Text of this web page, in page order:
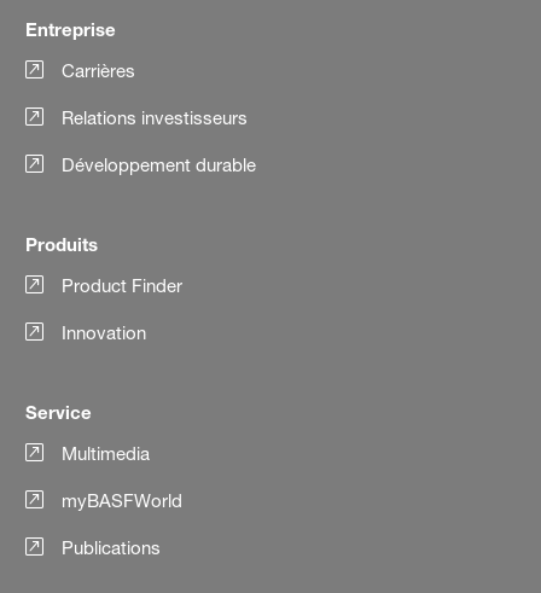
Entreprise
Carrières
Relations investisseurs
Développement durable
Produits
Product Finder
Innovation
Service
Multimedia
myBASFWorld
Publications